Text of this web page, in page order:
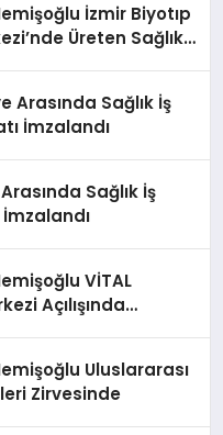
İzmir Biyotıp
Üreten Sağlık
Arasında Sağlık İş
İmzalandı
Sağlık İş
VİTAL
Açılışında
Uluslararası
Zirvesinde